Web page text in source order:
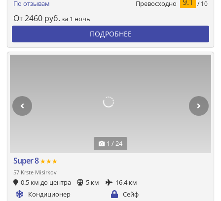
По отзывам Превосходно / 10
От2460 руб. за 1 ночь
ПОДРОБНЕЕ
1 / 24
Super 8★★★
57 Krste Misirkov
0.5 км до центра 5 км
16.4 км
Кондиционер
Сейф